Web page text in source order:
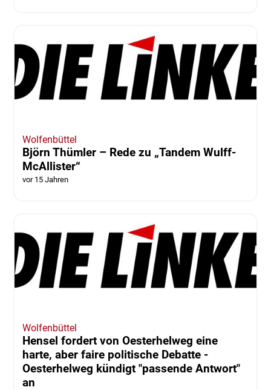
Wolfenbüttel
Björn Thümler – Rede zu „Tandem Wulff-
McAllister“
vor 15 Jahren
Wolfenbüttel
Hensel fordert von Oesterhelweg eine
harte, aber faire politische Debatte -
Oesterhelweg kündigt "passende Antwort"
an